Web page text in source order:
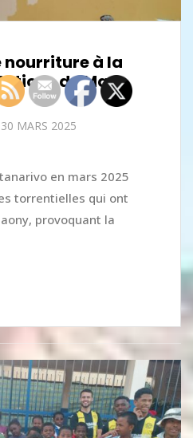
à la
de Mars
30 MARS 2025
en mars 2025
torrentielles qui ont
provoquant la